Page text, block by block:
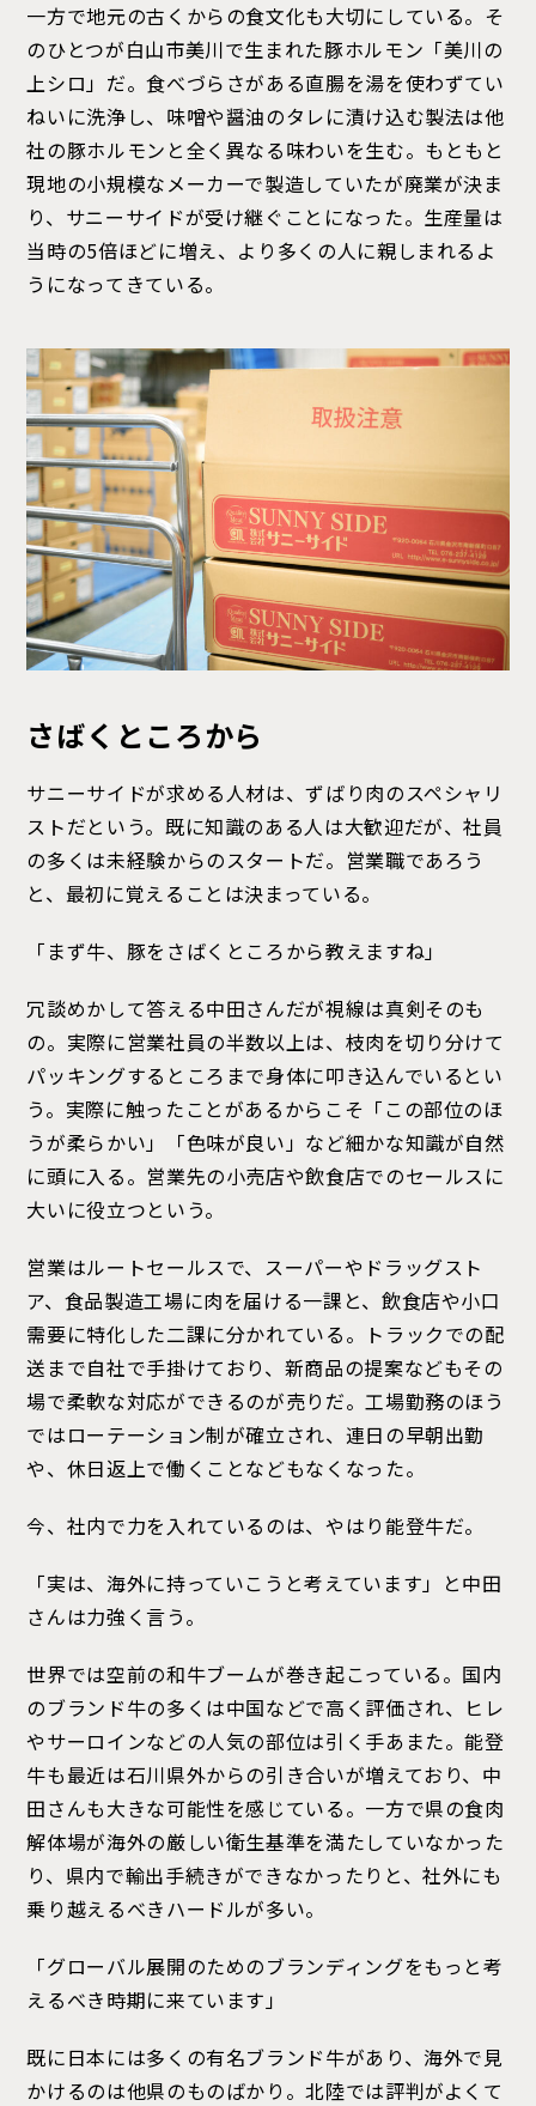
一方で地元の古くからの食文化も大切にしている。そ
のひとつが白山市美川で生まれた豚ホルモン「美川の
上シロ」だ。食べづらさがある直腸を湯を使わずてい
ねいに洗浄し、味噌や醤油のタレに漬け込む製法は他
社の豚ホルモンと全く異なる味わいを生む。もともと
現地の小規模なメーカーで製造していたが廃業が決ま
り、サニーサイドが受け継ぐことになった。生産量は
当時の5倍ほどに増え、より多くの人に親しまれるよ
うになってきている。
さばくところから
サニーサイドが求める人材は、ずばり肉のスペシャリ
ストだという。既に知識のある人は大歓迎だが、社員
の多くは未経験からのスタートだ。営業職であろう
と、最初に覚えることは決まっている。
「まず牛、豚をさばくところから教えますね」
冗談めかして答える中田さんだが視線は真剣そのも
の。実際に営業社員の半数以上は、枝肉を切り分けて
パッキングするところまで身体に叩き込んでいるとい
う。実際に触ったことがあるからこそ「この部位のほ
うが柔らかい」「色味が良い」など細かな知識が自然
に頭に入る。営業先の小売店や飲食店でのセールスに
大いに役立つという。
営業はルートセールスで、スーパーやドラッグスト
ア、食品製造工場に肉を届ける一課と、飲食店や小口
需要に特化した二課に分かれている。トラックでの配
送まで自社で手掛けており、新商品の提案などもその
場で柔軟な対応ができるのが売りだ。工場勤務のほう
ではローテーション制が確立され、連日の早朝出勤
や、休日返上で働くことなどもなくなった。
今、社内で力を入れているのは、やはり能登牛だ。
「実は、海外に持っていこうと考えています」と中田
さんは力強く言う。
世界では空前の和牛ブームが巻き起こっている。国内
のブランド牛の多くは中国などで高く評価され、ヒレ
やサーロインなどの人気の部位は引く手あまた。能登
牛も最近は石川県外からの引き合いが増えており、中
田さんも大きな可能性を感じている。一方で県の食肉
解体場が海外の厳しい衛生基準を満たしていなかった
り、県内で輸出手続きができなかったりと、社外にも
乗り越えるべきハードルが多い。
「グローバル展開のためのブランディングをもっと考
えるべき時期に来ています」
既に日本には多くの有名ブランド牛があり、海外で見
かけるのは他県のものばかり。北陸では評判がよくて